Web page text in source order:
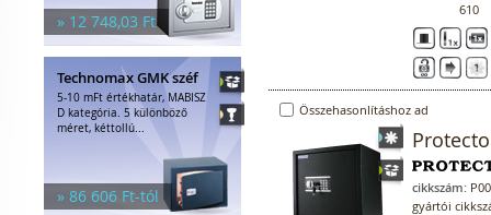
» 12 748,03 Ft
Technomax GMK széf
5-10 mFt értékhatár, MABISZ
D kategória. 5 különböző
méret, kéttollú...
» 86 606 Ft-tól
610
Összehasonlításhoz ad
cikkszám:
gyártói